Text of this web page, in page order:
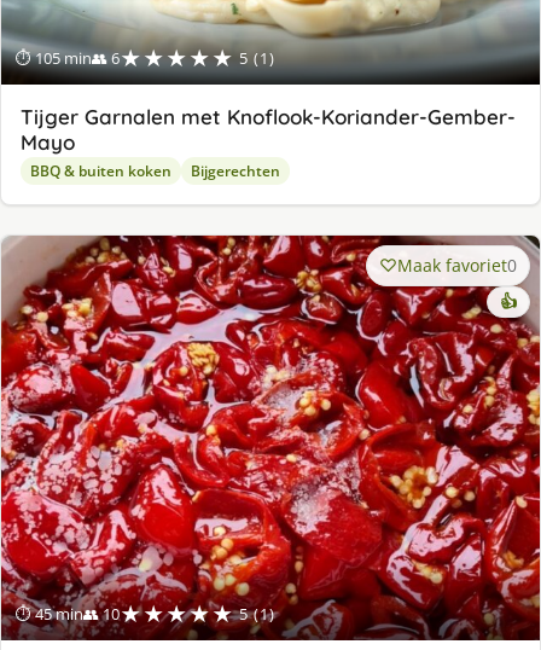
⏱ 105 min👥 6★★★★★ 5 (1)
Tijger Garnalen met Knoflook-Koriander-Gember-
Mayo
BBQ & buiten koken Bijgerechten
⏱ 45 min👥 10★★★★★ 5 (1)
Maak favoriet0
👍